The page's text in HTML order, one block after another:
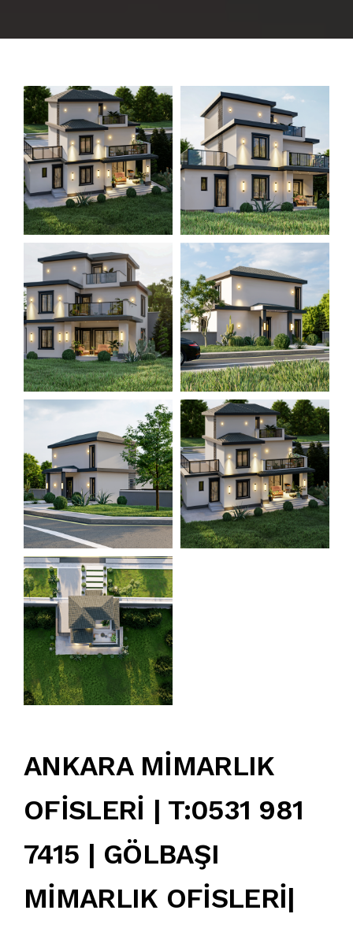
ANKARA MİMARLIK
OFİSLERİ | T:0531 981
7415 | GÖLBAŞI
MİMARLIK OFİSLERİ|